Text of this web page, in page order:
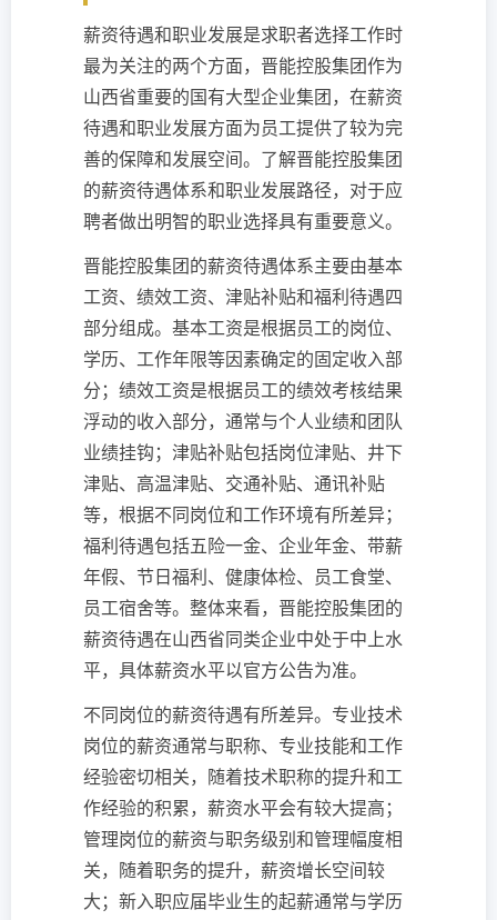
薪资待遇和职业发展是求职者选择工作时
最为关注的两个方面，晋能控股集团作为
山西省重要的国有大型企业集团，在薪资
待遇和职业发展方面为员工提供了较为完
善的保障和发展空间。了解晋能控股集团
的薪资待遇体系和职业发展路径，对于应
聘者做出明智的职业选择具有重要意义。
晋能控股集团的薪资待遇体系主要由基本
工资、绩效工资、津贴补贴和福利待遇四
部分组成。基本工资是根据员工的岗位、
学历、工作年限等因素确定的固定收入部
分；绩效工资是根据员工的绩效考核结果
浮动的收入部分，通常与个人业绩和团队
业绩挂钩；津贴补贴包括岗位津贴、井下
津贴、高温津贴、交通补贴、通讯补贴
等，根据不同岗位和工作环境有所差异；
福利待遇包括五险一金、企业年金、带薪
年假、节日福利、健康体检、员工食堂、
员工宿舍等。整体来看，晋能控股集团的
薪资待遇在山西省同类企业中处于中上水
平，具体薪资水平以官方公告为准。
不同岗位的薪资待遇有所差异。专业技术
岗位的薪资通常与职称、专业技能和工作
经验密切相关，随着技术职称的提升和工
作经验的积累，薪资水平会有较大提高；
管理岗位的薪资与职务级别和管理幅度相
关，随着职务的提升，薪资增长空间较
大；新入职应届毕业生的起薪通常与学历